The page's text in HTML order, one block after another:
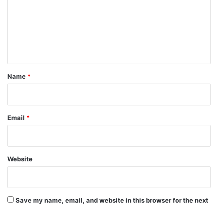
*
Name *
Email *
Website
Save my name, email, and website in this browser for the next